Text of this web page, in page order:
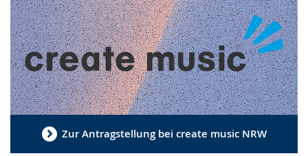
Zur Antragstellung bei create music NRW